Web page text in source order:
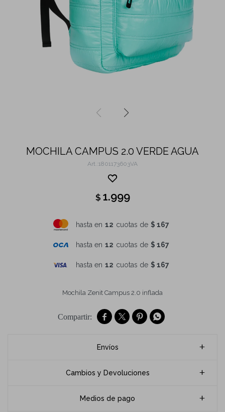
MOCHILA CAMPUS 2.0 VERDE AGUA
1801173603VA
$ 1.999
hasta en 12 cuotas de $ 167
hasta en 12 cuotas de $ 167
hasta en 12 cuotas de $ 167
Mochila Zenit Campus 2.0 inflada
   
Envíos
Cambios y Devoluciones
Medios de pago